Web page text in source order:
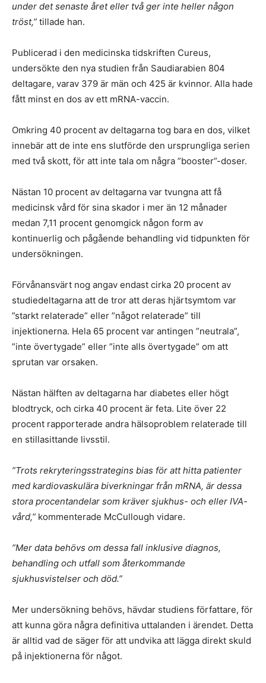
under det senaste året eller två ger inte heller någon
tröst,” tillade han.
Publicerad i den medicinska tidskriften Cureus,
undersökte den nya studien från Saudiarabien 804
deltagare, varav 379 är män och 425 är kvinnor. Alla hade
fått minst en dos av ett mRNA-vaccin.
Omkring 40 procent av deltagarna tog bara en dos, vilket
innebär att de inte ens slutförde den ursprungliga serien
med två skott, för att inte tala om några ”booster”-doser.
Nästan 10 procent av deltagarna var tvungna att få
medicinsk vård för sina skador i mer än 12 månader
medan 7,11 procent genomgick någon form av
kontinuerlig och pågående behandling vid tidpunkten för
undersökningen.
Förvånansvärt nog angav endast cirka 20 procent av
studiedeltagarna att de tror att deras hjärtsymtom var
”starkt relaterade” eller ”något relaterade” till
injektionerna. Hela 65 procent var antingen ”neutrala”,
”inte övertygade” eller ”inte alls övertygade” om att
sprutan var orsaken.
Nästan hälften av deltagarna har diabetes eller högt
blodtryck, och cirka 40 procent är feta. Lite över 22
procent rapporterade andra hälsoproblem relaterade till
en stillasittande livsstil.
”Trots rekryteringsstrategins bias för att hitta patienter
med kardiovaskulära biverkningar från mRNA, är dessa
stora procentandelar som kräver sjukhus- och eller IVA-
vård,” kommenterade McCullough vidare.
”Mer data behövs om dessa fall inklusive diagnos,
behandling och utfall som återkommande
sjukhusvistelser och död.”
Mer undersökning behövs, hävdar studiens författare, för
att kunna göra några definitiva uttalanden i ärendet. Detta
är alltid vad de säger för att undvika att lägga direkt skuld
på injektionerna för något.